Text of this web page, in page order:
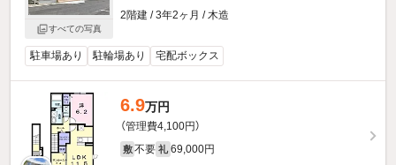
すべての写真
2階建 / 3年2ヶ月 / 木造
駐車場あり 駐輪場あり 宅配ボックス
6.9万円
（管理費4,100円）
敷 不要 礼 69,000円